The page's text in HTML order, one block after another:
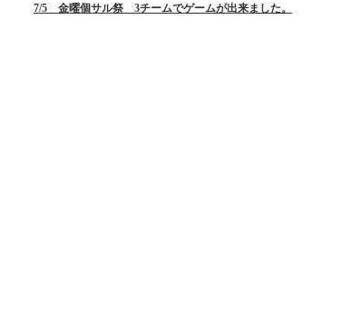
7/5 金曜個サル祭 3チームでゲームが出来ました。